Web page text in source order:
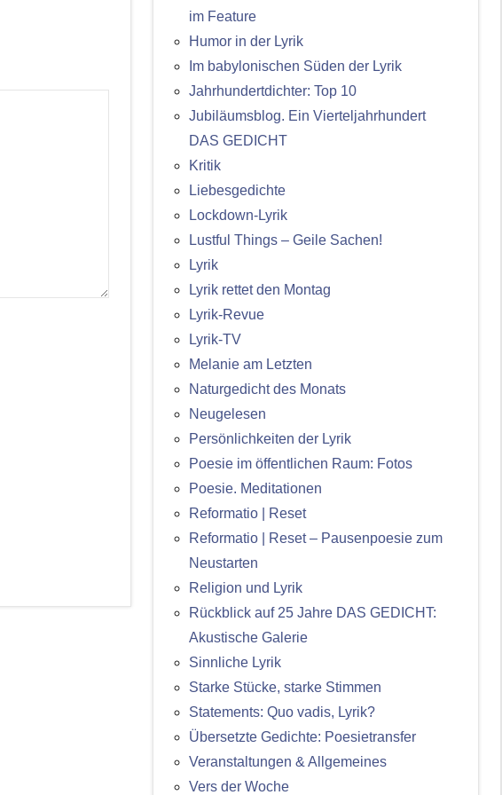
im Feature
Humor in der Lyrik
Im babylonischen Süden der Lyrik
Jahrhundertdichter: Top 10
Jubiläumsblog. Ein Vierteljahrhundert
DAS GEDICHT
Kritik
Liebesgedichte
Lockdown-Lyrik
Lustful Things – Geile Sachen!
Lyrik
Lyrik rettet den Montag
Lyrik-Revue
Lyrik-TV
Melanie am Letzten
Naturgedicht des Monats
Neugelesen
Persönlichkeiten der Lyrik
Poesie im öffentlichen Raum: Fotos
Poesie. Meditationen
Reformatio | Reset
Reformatio | Reset – Pausenpoesie zum
Neustarten
Religion und Lyrik
Rückblick auf 25 Jahre DAS GEDICHT:
Akustische Galerie
Sinnliche Lyrik
Starke Stücke, starke Stimmen
Statements: Quo vadis, Lyrik?
Übersetzte Gedichte: Poesietransfer
Veranstaltungen & Allgemeines
Vers der Woche